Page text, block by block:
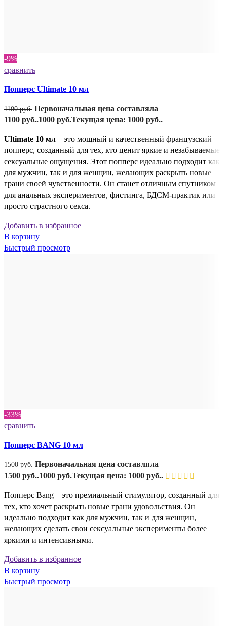
-9%
сравнить
Попперс Ultimate 10 мл
1100руб. Первоначальная цена составляла
1100 руб..1000 руб.Текущая цена: 1000 руб..
Ultimate 10 мл – это мощный и качественный французский
попперс, созданный для тех, кто ценит яркие и незабываемые
сексуальные ощущения. Этот попперс идеально подходит как
для мужчин, так и для женщин, желающих раскрыть новые
грани своей чувственности. Он станет отличным спутником
для анальных экспериментов, фистинга, БДСМ-практик или
просто страстного секса.
Добавить в избранное
В корзину
Быстрый просмотр
-33%
сравнить
Попперс BANG 10 мл
1500руб. Первоначальная цена составляла
1500 руб..1000 руб.Текущая цена: 1000 руб..
Попперс Bang – это премиальный стимулятор, созданный для
тех, кто хочет раскрыть новые грани удовольствия. Он
идеально подходит как для мужчин, так и для женщин,
желающих сделать свои сексуальные эксперименты более
яркими и интенсивными.
Добавить в избранное
В корзину
Быстрый просмотр